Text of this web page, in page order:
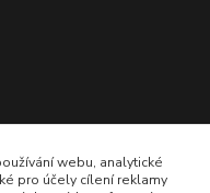
webu, analytické
pro účely cílení reklamy